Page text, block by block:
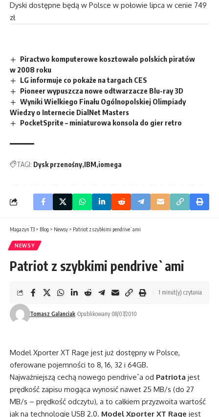
Dyski dostępne będą w Polsce w połowie lipca w cenie 749
zł
Piractwo komputerowe kosztowało polskich piratów
w 2008 roku
LG informuje co pokaże na targach CES
Pioneer wypuszcza nowe odtwarzacze Blu-ray 3D
Wyniki Wielkiego Finału Ogólnopolskiej Olimpiady
Wiedzy o Internecie DialNet Masters
PocketSprite – miniaturowa konsola do gier retro
TAGI: Dysk przenośny IBM iomega
Magazyn T3 > Blog > Newsy > Patriot z szybkimi pendrive`ami
NEWSY
Patriot z szybkimi pendrive`ami
Tomasz Galanciak Opublikowany 08/07/2010
1 minut(y) czytania
Model Xporter XT Rage jest już dostępny w Polsce,
oferowane pojemności to 8, 16, 32 i 64GB.
Najważniejszą cechą nowego pendrive`a od Patriota jest
prędkość zapisu mogąca wynosić nawet 25 MB/s (do 27
MB/s – prędkość odczytu), a to całkiem przyzwoita wartość
jak na technologię USB 2.0. Model Xporter XT Rage jest